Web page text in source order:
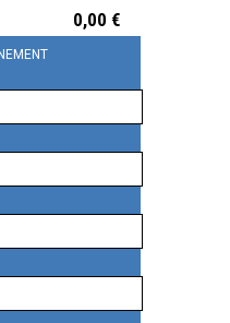
0,00 €